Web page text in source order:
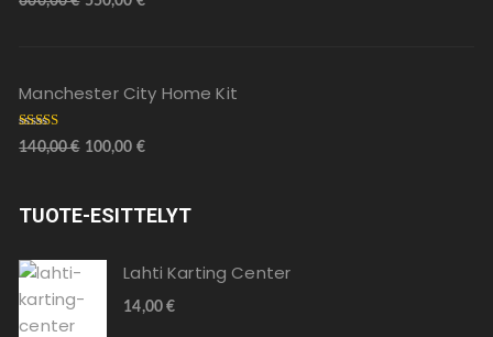
tuotteesta:
Manchester City Home Kit
Arvostelu
tuotteesta
140,00€ 100,00 €
TUOTE-ESITTELYT
Lahti Karting Center
14,00€